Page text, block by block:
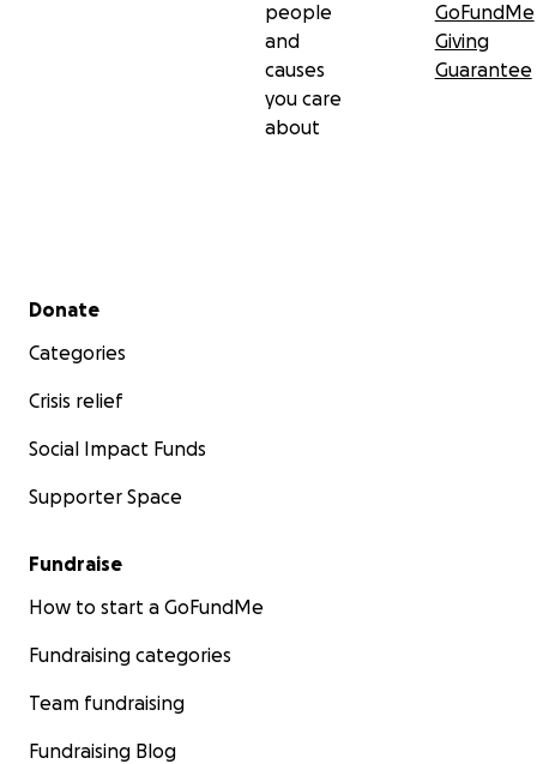
people
and
causes
you care
about
GoFundMe
Giving
Guarantee
Secondary menu
Donate
Categories
Crisis relief
Social Impact Funds
Supporter Space
Fundraise
How to start a GoFundMe
Fundraising categories
Team fundraising
Fundraising Blog